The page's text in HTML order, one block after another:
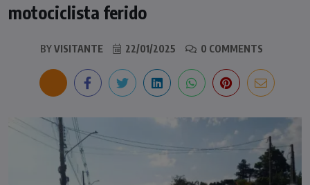
motociclista ferido
BYVISITANTE 22/01/2025 0 COMMENTS